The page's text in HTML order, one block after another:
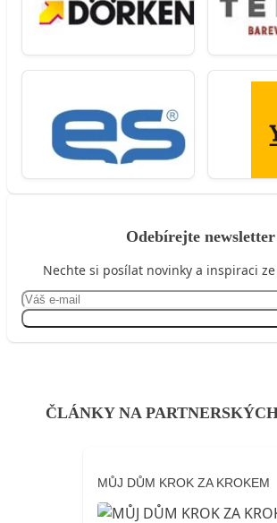
Odebírejte newsletter
Nechte si posílat novinky a inspiraci
ČLÁNKY NA
MŮJ DŮM KROK ZA KROKEM